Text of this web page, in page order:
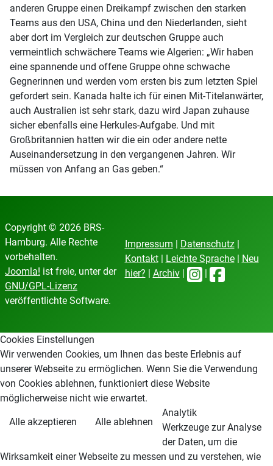
anderen Gruppe einen Dreikampf zwischen den starken
Teams aus den USA, China und den Niederlanden, sieht
aber dort im Vergleich zur deutschen Gruppe auch
vermeintlich schwächere Teams wie Algerien: „Wir haben
eine spannende und offene Gruppe ohne schwache
Gegnerinnen und werden vom ersten bis zum letzten Spiel
gefordert sein. Kanada halte ich für einen Mit-Titelanwärter,
auch Australien ist sehr stark, dazu wird Japan zuhause
sicher ebenfalls eine Herkules-Aufgabe. Und mit
Großbritannien hatten wir die ein oder andere nette
Auseinandersetzung in den vergangenen Jahren. Wir
müssen von Anfang an Gas geben.“
Copyright © 2026 BRS-
Hamburg. Alle Rechte
vorbehalten.
Joomla! ist freie, unter der
GNU/GPL-Lizenz
veröffentlichte Software.
Impressum Datenschutz|
Kontakt| Leichte Sprache|
Neu
hier?
Archiv|
Cookies Einstellungen
Wir verwenden Cookies, um Ihnen das beste Erlebnis auf
unserer Webseite zu ermöglichen. Wenn Sie die Verwendung
von Cookies ablehnen, funktioniert diese Website
möglicherweise nicht wie erwartet.
Alle akzeptieren Alle ablehnen
Analytik
Werkzeuge zur Analyse
der Daten, um die
Wirksamkeit einer Webseite zu messen und zu verstehen, wie